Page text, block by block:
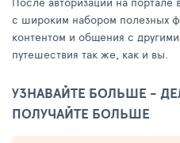
с широким набором полезных
контентом и общения с
путешествия так же, как и вы.
УЗНАВАЙТЕ БОЛЬШЕ -
ПОЛУЧАЙТЕ БОЛЬШЕ